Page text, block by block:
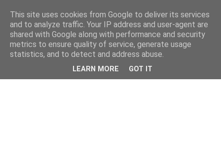
This site uses cookies from Google to deliver its services
and to analyze traffic. Your IP address and user-agent are
shared with Google along with performance and security
metrics to ensure quality of service, generate usage
statistics, and to detect and address abuse.
LEARN MORE GOT IT